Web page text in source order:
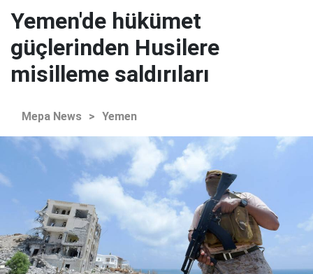
Yemen'de hükümet
güçlerinden Husilere
misilleme saldırıları
Mepa News > Yemen